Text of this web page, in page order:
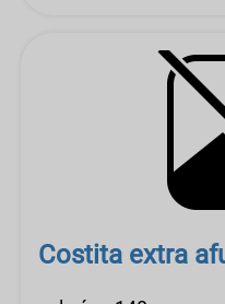
Costita extra